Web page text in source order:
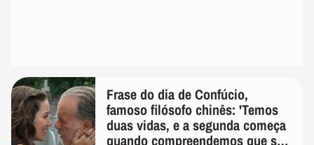
Frase do dia de Confúcio,
famoso filósofo chinês: 'Temos
duas vidas, e a segunda começa
quando compreendemos que só